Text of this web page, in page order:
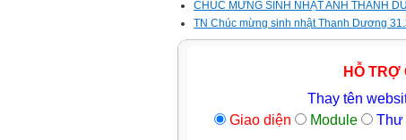
CHÚC MỪNG SINH NHẬT ANH THANH
TN Chúc mừng sinh nhật Thanh Dương
HỖ TRỢ
Thay tên
Giao diện
Module Thư